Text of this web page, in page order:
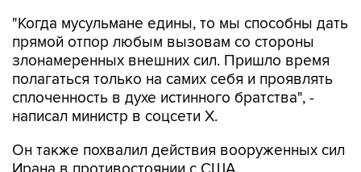
"Когда мусульмане едины, то мы способны дать
прямой отпор любым вызовам со стороны
злонамеренных внешних сил. Пришло время
полагаться только на самих себя и проявлять
сплоченность в духе истинного братства", -
написал министр в соцсети Х.
Он также похвалил действия вооруженных сил